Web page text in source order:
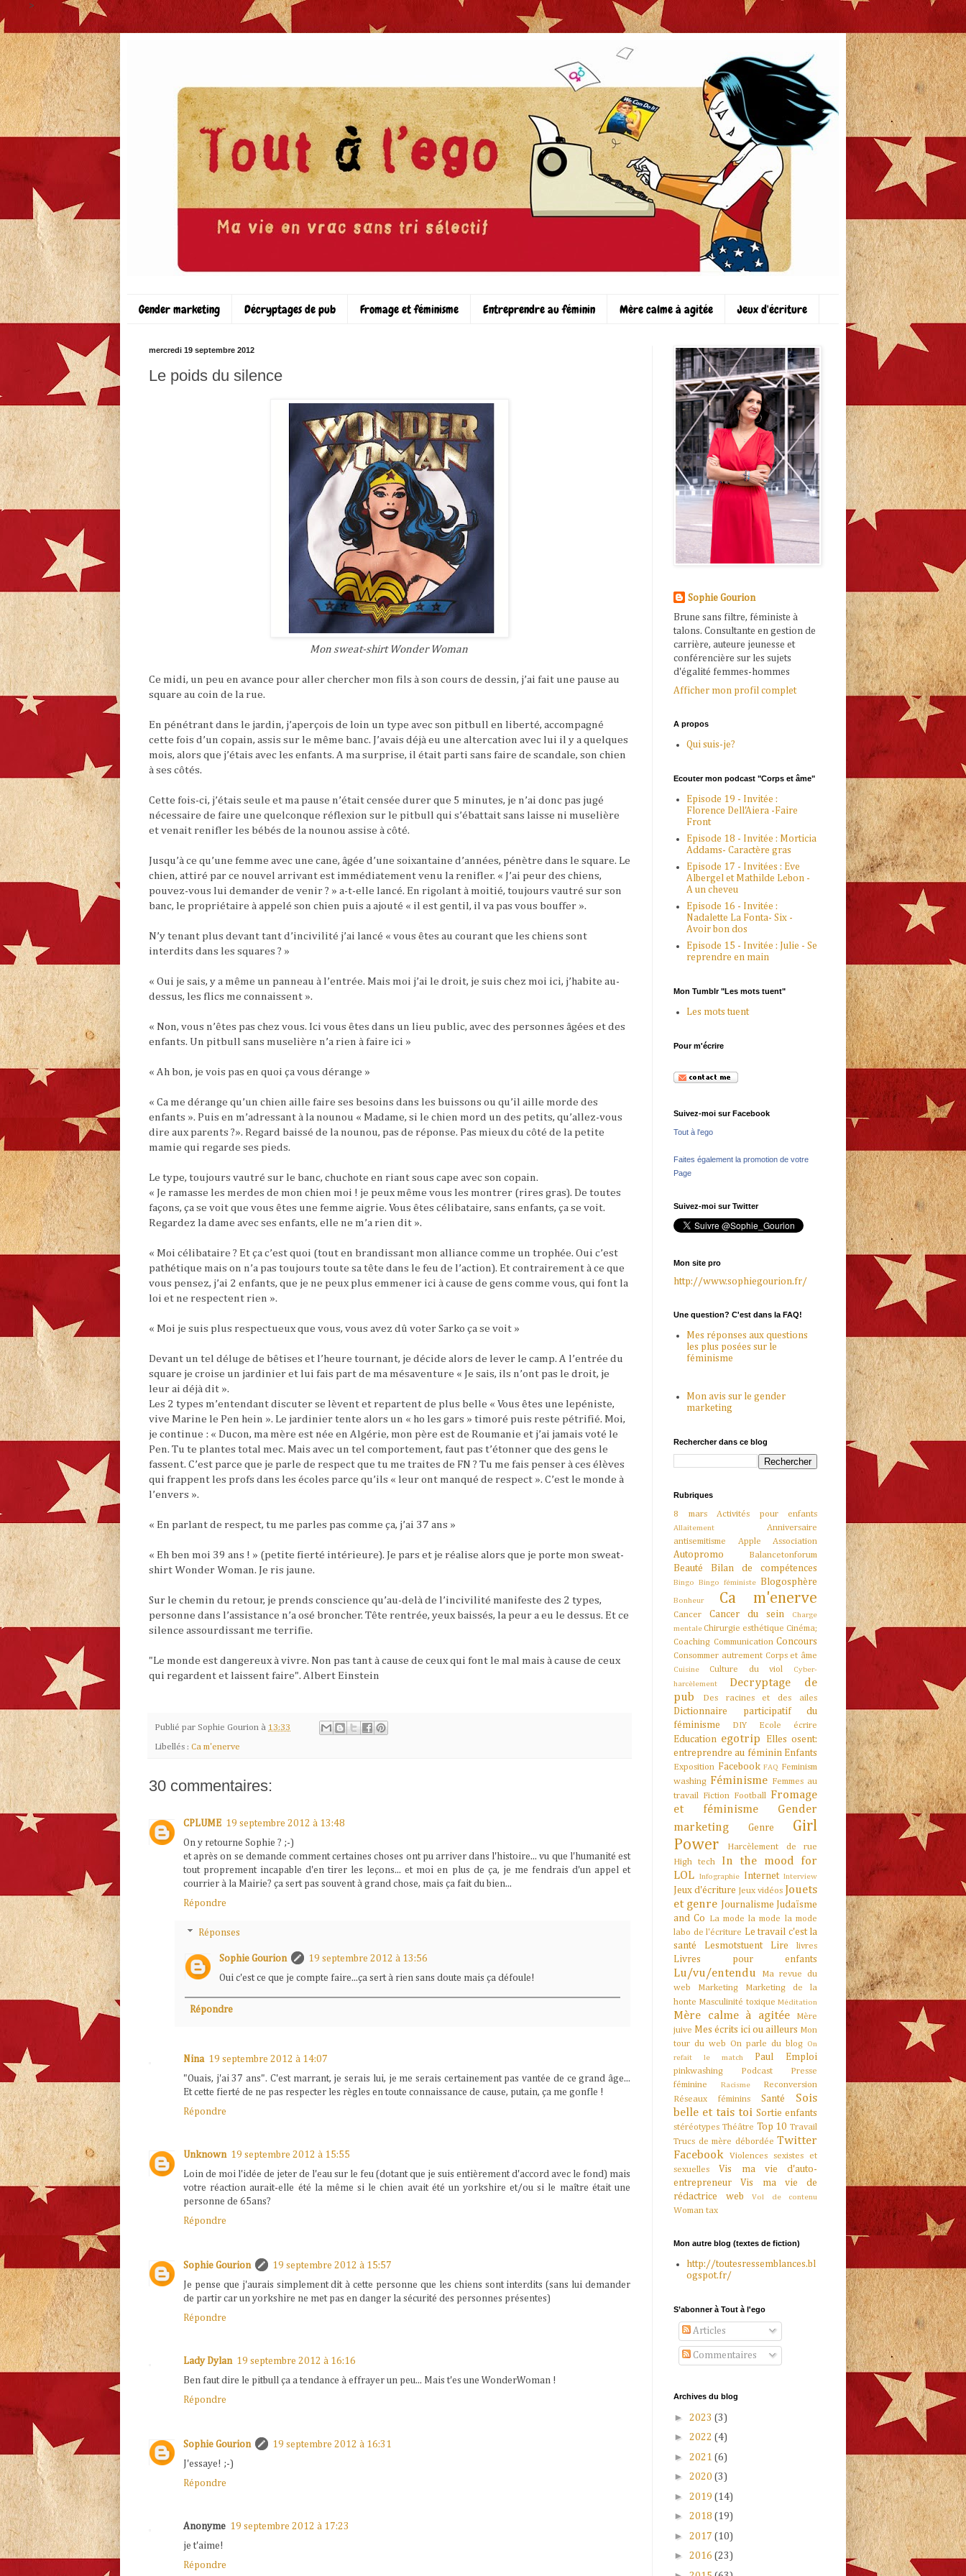
>
Gender marketing Décryptages de pub Fromage et féminisme Entreprendre au féminin Mère calme à agitée Jeux d'écriture
mercredi 19 septembre 2012
Le poids du silence
Mon sweat-shirt Wonder Woman
Ce midi, un peu en avance pour aller chercher mon fils à son cours de dessin, j’ai fait une pause au
square au coin de la rue.
En pénétrant dans le jardin, j’aperçois de loin un type avec son pitbull en liberté, accompagné
cette fois d’un copain, assis sur le même banc. J’avais déjà eu une altercation avec lui il y a quelques
mois, alors que j’étais avec les enfants. A ma surprise, il était parti sans faire de scandale, son chien
à ses côtés.
Cette fois-ci, j’étais seule et ma pause n’était censée durer que 5 minutes, je n’ai donc pas jugé
nécessaire de faire une quelconque réflexion sur le pitbull qui s’ébattait sans laisse ni muselière
et venait renifler les bébés de la nounou assise à côté.
Jusqu’à ce qu’une femme avec une cane, âgée d’une soixantaine d’années, pénètre dans le square. Le
chien, attiré par ce nouvel arrivant est immédiatement venu la renifler. « J’ai peur des chiens,
pouvez-vous lui demander de venir ? » a-t-elle lancé. En rigolant à moitié, toujours vautré sur son
banc, le propriétaire à appelé son chien puis a ajouté « il est gentil, il va pas vous bouffer ».
N’y tenant plus devant tant d’incivilité j’ai lancé « vous êtes au courant que les chiens sont
interdits dans les squares ? »
« Oui je sais, y a même un panneau à l’entrée. Mais moi j’ai le droit, je suis chez moi ici, j’habite au-
dessus, les flics me connaissent ».
« Non, vous n’êtes pas chez vous. Ici vous êtes dans un lieu public, avec des personnes âgées et des
enfants. Un pitbull sans muselière n’a rien à faire ici »
« Ah bon, je vois pas en quoi ça vous dérange »
« Ca me dérange qu’un chien aille faire ses besoins dans les buissons ou qu’il aille morde des
enfants ». Puis en m’adressant à la nounou « Madame, si le chien mord un des petits, qu’allez-vous
dire aux parents ?». Regard baissé de la nounou, pas de réponse. Pas mieux du côté de la petite
mamie qui regarde ses pieds.
Le type, toujours vautré sur le banc, chuchote en riant sous cape avec son copain.
« Je ramasse les merdes de mon chien moi ! je peux même vous les montrer (rires gras). De toutes
façons, ça se voit que vous êtes une femme aigrie. Vous êtes célibataire, sans enfants, ça se voit.
Regardez la dame avec ses enfants, elle ne m’a rien dit ».
« Moi célibataire ? Et ça c’est quoi (tout en brandissant mon alliance comme un trophée. Oui c’est
pathétique mais on n’a pas toujours toute sa tête dans le feu de l’action). Et contrairement à ce que
vous pensez, j’ai 2 enfants, que je ne peux plus emmener ici à cause de gens comme vous, qui font la
loi et ne respectent rien ».
« Moi je suis plus respectueux que vous, vous avez dû voter Sarko ça se voit »
Devant un tel déluge de bêtises et l’heure tournant, je décide alors de lever le camp. A l’entrée du
square je croise un jardinier et lui fais part de ma mésaventure « Je sais, ils n’ont pas le droit, je
leur ai déjà dit ».
Les 2 types m’entendant discuter se lèvent et repartent de plus belle « Vous êtes une lepéniste,
vive Marine le Pen hein ». Le jardinier tente alors un « ho les gars » timoré puis reste pétrifié. Moi,
je continue : « Ducon, ma mère est née en Algérie, mon père est de Roumanie et j’ai jamais voté le
Pen. Tu te plantes total mec. Mais avec un tel comportement, faut pas t’étonner que des gens le
fassent. C’est parce que je parle de respect que tu me traites de FN ? Tu me fais penser à ces élèves
qui frappent les profs dans les écoles parce qu’ils « leur ont manqué de respect ». C’est le monde à
l’envers ».
« En parlant de respect, tu me parles pas comme ça, j’ai 37 ans »
« Eh ben moi 39 ans ! » (petite fierté intérieure). Je pars et je réalise alors que je porte mon sweat-
shirt Wonder Woman. Je ris jaune.
Sur le chemin du retour, je prends conscience qu’au-delà de l’incivilité manifeste des 2 types,
personne dans l’assistance n’a osé broncher. Tête rentrée, yeux baissés, la peur a eu le dessus. Et ce
silence assourdissant me terrifie.
"Le monde est dangereux à vivre. Non pas tant à cause de ceux qui font le mal mais à cause de ceux
qui regardent et laissent faire". Albert Einstein
Publié par Sophie Gourion à 13:33
Libellés : Ca m'enerve
30 commentaires:
CPLUME 19 septembre 2012 à 13:48
On y retourne Sophie ? ;-)
et après on se demande comment certaines choses ont pu arriver dans l'histoire... vu que l'humanité est
tout proprement incapable d'en tirer les leçons... et moi en plus de ça, je me fendrais d'un appel et
courrier à la Mairie? ça sert pas souvent à grand chose, mais ça fait du bien...
Répondre
Réponses
Sophie Gourion
19 septembre 2012 à 13:56
Oui c'est ce que je compte faire...ça sert à rien sans doute mais ça défoule!
Répondre
Nina 19 septembre 2012 à 14:07
"Ouais, j'ai 37 ans". C'est marrant, je serais lui, je me serais certainement pas vantée de ce grand âge...
Et cette fierté de ne pas respecter les règles en toute connaissance de cause, putain, ça me gonfle !
Répondre
Unknown 19 septembre 2012 à 15:55
Loin de moi l'idée de jeter de l'eau sur le feu (dotant que je suis entièrement d'accord avec le fond) mais
votre réaction aurait-elle été la même si le chien avait été un yorkshire et/ou si le maître était une
personne de 65ans?
Répondre
Sophie Gourion
19 septembre 2012 à 15:57
Je pense que j'aurais simplement dit à cette personne que les chiens sont interdits (sans lui demander
de partir car un yorkshire ne met pas en danger la sécurité des personnes présentes)
Répondre
Lady Dylan 19 septembre 2012 à 16:16
Ben faut dire le pitbull ça a tendance à effrayer un peu... Mais t'es une WonderWoman !
Répondre
Sophie Gourion
19 septembre 2012 à 16:31
J'essaye! ;-)
Répondre
Anonyme 19 septembre 2012 à 17:23
je t'aime!
Répondre
Sophie Gourion
Brune sans filtre, féministe à
talons. Consultante en gestion de
carrière, auteure jeunesse et
conférencière sur les sujets
d'égalité femmes-hommes
Afficher mon profil complet
A propos
Qui suis-je?
Ecouter mon podcast "Corps et âme"
Episode 19 - Invitée :
Florence Dell'Aiera -Faire
Front
Episode 18 - Invitée : Morticia
Addams- Caractère gras
Episode 17 - Invitées : Eve
Albergel et Mathilde Lebon -
A un cheveu
Episode 16 - Invitée :
Nadalette La Fonta- Six -
Avoir bon dos
Episode 15 - Invitée : Julie - Se
reprendre en main
Mon Tumblr "Les mots tuent"
Les mots tuent
Pour m'écrire
Suivez-moi sur Facebook
Tout à l'ego
Faites également la promotion de votre
Page
Suivez-moi sur Twitter
Mon site pro
http://www.sophiegourion.fr/
Une question? C'est dans la FAQ!
Mes réponses aux questions
les plus posées sur le
féminisme
Mon avis sur le gender
marketing
Rechercher dans ce blog
Rubriques
8 mars Activités pour enfants
Allaitement
Anniversaire
antisemitisme
Apple Association
Autopromo Balancetonforum
Beauté Bilan de compétences
Bingo Bingo féministe Blogosphère
Bonheur Ca m'enerve
Cancer Cancer du sein
Charge
mentaleChirurgie esthétique Cinéma;
Coaching Communication Concours
Consommer autrement Corps et âme
Cuisine Culture du viol
Cyber-
harcèlement
Decryptage de
pub
Des racines et des ailes
Dictionnaire participatif du
féminisme
DIY Ecole écrire
Education egotrip
Elles osent:
entreprendre au féminin Enfants
Exposition Facebook FAQ Feminism
washing Féminisme Femmes au
travail Fiction Football Fromage
et féminisme
Gender
marketing
Genre
Girl
Power
Harcèlement de rue
High tech
In the mood for
LOL
Infographie Internet Interview
Jeux d'écriture Jeux vidéos Jouets
et genre
Journalisme
Judaïsme
and Co
La mode la mode la mode
labo de l'écriture Le travail c'est la
santé
Lesmotstuent Lire livres
Livres pour enfants
Lu/vu/entendu
Ma revue du
web
Marketing
Marketing de la
honte Masculinité toxique Méditation
Mère calme à agitée
Mère
juive Mes écrits ici ou ailleurs Mon
tour du web On parle du blog
On
refait le match
Paul Emploi
pinkwashing Podcast
Presse
féminine
Racisme
Reconversion
Réseaux féminins
Santé
Sois
belle et tais toi Sortie enfants
stéréotypes Théâtre Top 10 Travail
Trucs de mère débordée Twitter
Facebook
Violences sexistes et
sexuelles
Vis ma vie d'auto-
entrepreneur
Vis ma vie de
rédactrice web
Vol de contenu
Woman tax
Mon autre blog (textes de fiction)
http://toutesressemblances.bl
ogspot.fr/
S’abonner à Tout à l'ego
Articles
Commentaires
Archives du blog
► 2023 (3)
► 2022 (4)
► 2021 (6)
► 2020 (3)
► 2019 (14)
► 2018 (19)
► 2017 (10)
► 2016 (23)